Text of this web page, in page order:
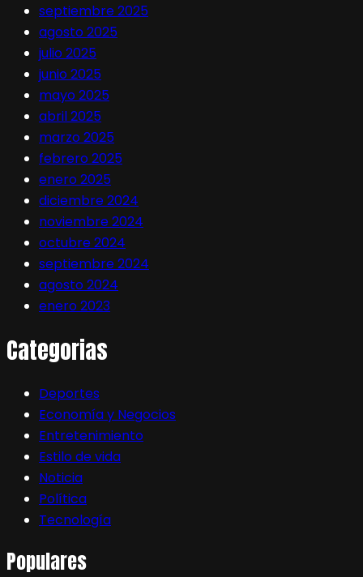
septiembre 2025
agosto 2025
julio 2025
junio 2025
mayo 2025
abril 2025
marzo 2025
febrero 2025
enero 2025
diciembre 2024
noviembre 2024
octubre 2024
septiembre 2024
agosto 2024
enero 2023
Categorias
Deportes
Economía y Negocios
Entretenimiento
Estilo de vida
Noticia
Política
Tecnología
Populares